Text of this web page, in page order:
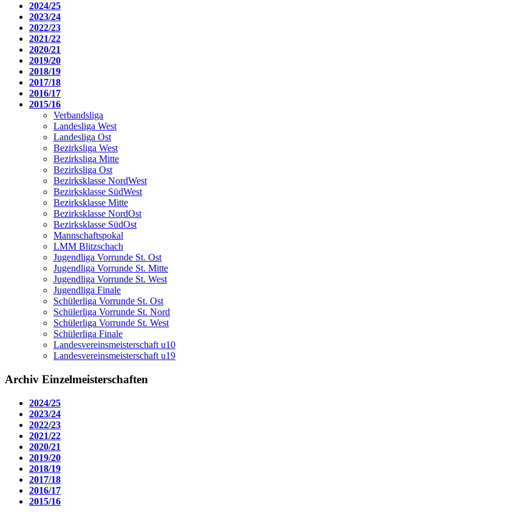
2024/25
2023/24
2022/23
2021/22
2020/21
2019/20
2018/19
2017/18
2016/17
2015/16
Verbandsliga
Landesliga West
Landesliga Ost
Bezirksliga West
Bezirksliga Mitte
Bezirksliga Ost
Bezirksklasse NordWest
Bezirksklasse SüdWest
Bezirksklasse Mitte
Bezirksklasse NordOst
Bezirksklasse SüdOst
Mannschaftspokal
LMM Blitzschach
Jugendliga Vorrunde St. Ost
Jugendliga Vorrunde St. Mitte
Jugendliga Vorrunde St. West
Jugendliga Finale
Schülerliga Vorrunde St. Ost
Schülerliga Vorrunde St. Nord
Schülerliga Vorrunde St. West
Schülerliga Finale
Landesvereinsmeisterschaft u10
Landesvereinsmeisterschaft u19
Archiv Einzelmeisterschaften
2024/25
2023/24
2022/23
2021/22
2020/21
2019/20
2018/19
2017/18
2016/17
2015/16